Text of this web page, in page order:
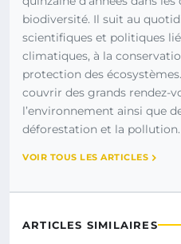
biodiversité. Il suit au
scientifiques et politiques
climatiques, à la
protection des
couvrir des grands rendez-
l’environnement ainsi que
déforestation et la pollution.
VOIR TOUS LES ARTICLES
ARTICLES SIMILAIRES